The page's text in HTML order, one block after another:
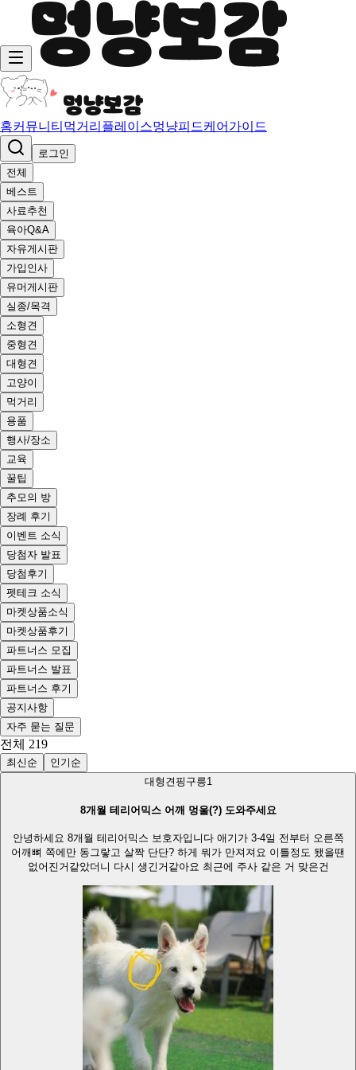
홈커뮤니티 먹거리 플레이스멍냥피드케어가이드
로그인
전체
베스트
사료추천
육아Q&A
자유게시판
가입인사
유머게시판
실종/목격
소형견
중형견
대형견
고양이
먹거리
용품
행사/장소
교육
꿀팁
추모의 방
장례 후기
이벤트 소식
당첨자 발표
당첨후기
펫테크 소식
마켓상품소식
마켓상품후기
파트너스 모집
파트너스 발표
파트너스 후기
공지사항
자주 묻는 질문
전체 219
최신순
인기순
대형견 핑구릉1
8개월 테리어믹스 어깨 멍울(?) 도와주세요
안녕하세요 8개월 테리어믹스 보호자입니다 애기가 3-4일 전부터 오른쪽
어깨뼈 쪽에만 동그랗고 살짝 단단? 하게 뭐가 만져져요 이틀정도 됐을땐
없어진거같았더니 다시 생긴거같아요 최근에 주사 같은 거 맞은건